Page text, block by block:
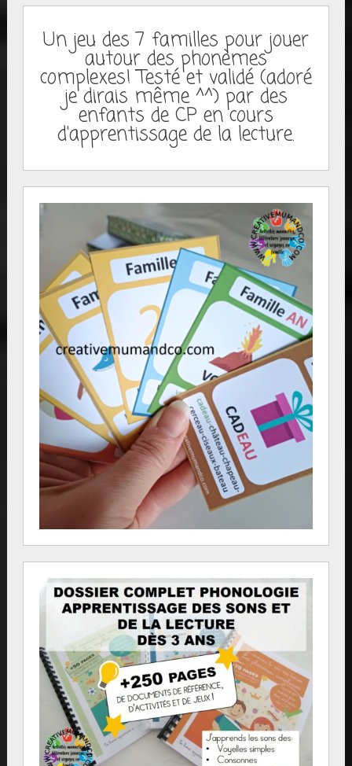
Un jeu des 7 familles pour jouer
autour des phonèmes
complexes! Testé et validé (adoré
je dirais même ^^) par des
enfants de CP en cours
d'apprentissage de la lecture.